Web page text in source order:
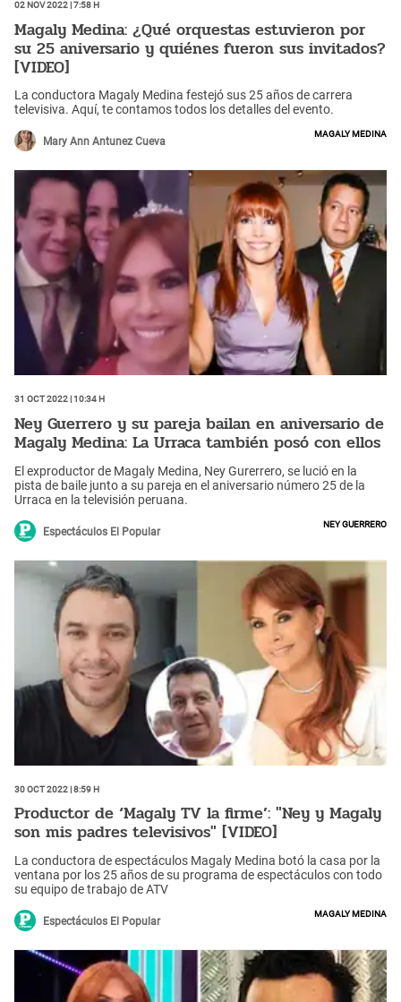
02 Nov 2022 | 7:58 h
Magaly Medina: ¿Qué orquestas estuvieron por
su 25 aniversario y quiénes fueron sus invitados?
[VIDEO]
La conductora Magaly Medina festejó sus 25 años de carrera
televisiva. Aquí, te contamos todos los detalles del evento.
Mary Ann Antunez Cueva
Magaly Medina
31 Oct 2022 | 10:34 h
Ney Guerrero y su pareja bailan en aniversario de
Magaly Medina: La Urraca también posó con ellos
El exproductor de Magaly Medina, Ney Gurerrero, se lució en la
pista de baile junto a su pareja en el aniversario número 25 de la
Urraca en la televisión peruana.
Espectáculos El Popular
Ney Guerrero
30 Oct 2022 | 8:59 h
Productor de ‘Magaly TV la firme’: "Ney y Magaly
son mis padres televisivos" [VIDEO]
La conductora de espectáculos Magaly Medina botó la casa por la
ventana por los 25 años de su programa de espectáculos con todo
su equipo de trabajo de ATV
Espectáculos El Popular
Magaly Medina